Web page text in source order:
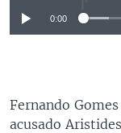
0:00
Fernando
acusado